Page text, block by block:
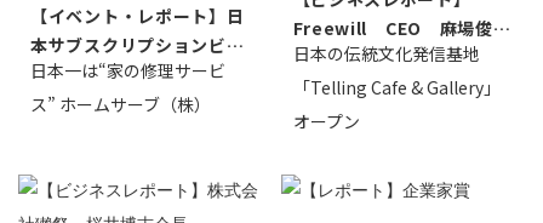
【イベント・レポート】日
本サブスクリプションビジ
ネス大賞20...
日本一は“家の修理サービ
ス” ホームサーブ（株）
Freewill CEO 麻場俊行
氏
日本の伝統文化発信基地
「Telling Cafe & Gallery」
オープン